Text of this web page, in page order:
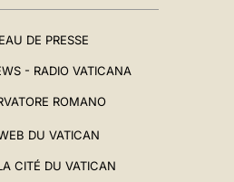
DE PRESSE
- RADIO VATICANA
ROMANO
DU VATICAN
CITÉ DU VATICAN